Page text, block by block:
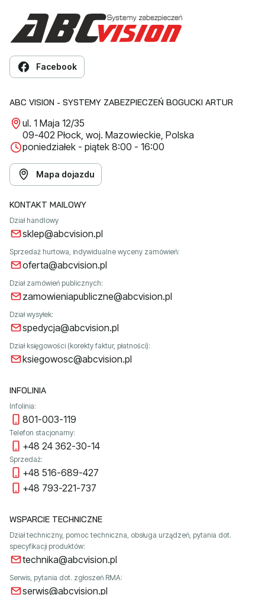
Facebook
ABC VISION - SYSTEMY ZABEZPIECZEŃ BOGUCKI ARTUR
ul. 1 Maja 12/35
09-402 Płock, woj. Mazowieckie, Polska
poniedziałek - piątek 8:00 - 16:00
Mapa dojazdu
KONTAKT MAILOWY
Dział handlowy
sklep@abcvision.pl
Sprzedaż hurtowa, indywidualne wyceny zamówień:
oferta@abcvision.pl
Dział zamówień publicznych:
zamowieniapubliczne@abcvision.pl
Dział wysyłek:
spedycja@abcvision.pl
Dział księgowości (korekty faktur, płatności):
ksiegowosc@abcvision.pl
INFOLINIA
Infolinia:
801-003-119
Telefon stacjonarny:
+48 24 362-30-14
Sprzedaż:
+48 516-689-427
+48 793-221-737
WSPARCIE TECHNICZNE
Dział techniczny, pomoc techniczna, obsługa urządzeń, pytania dot.
specyfikacji produktów:
technika@abcvision.pl
Serwis, pytania dot. zgłoszeń RMA:
serwis@abcvision.pl